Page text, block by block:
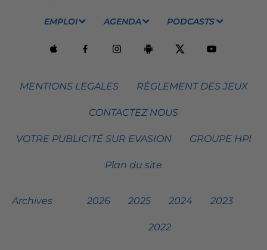
EMPLOI AGENDA PODCASTS
MENTIONS LEGALES RÈGLEMENT DES JEUX
CONTACTEZ NOUS
VOTRE PUBLICITÉ SUR EVASION GROUPE HPI
Plan du site
Archives 2026 2025 2024 2023
2022